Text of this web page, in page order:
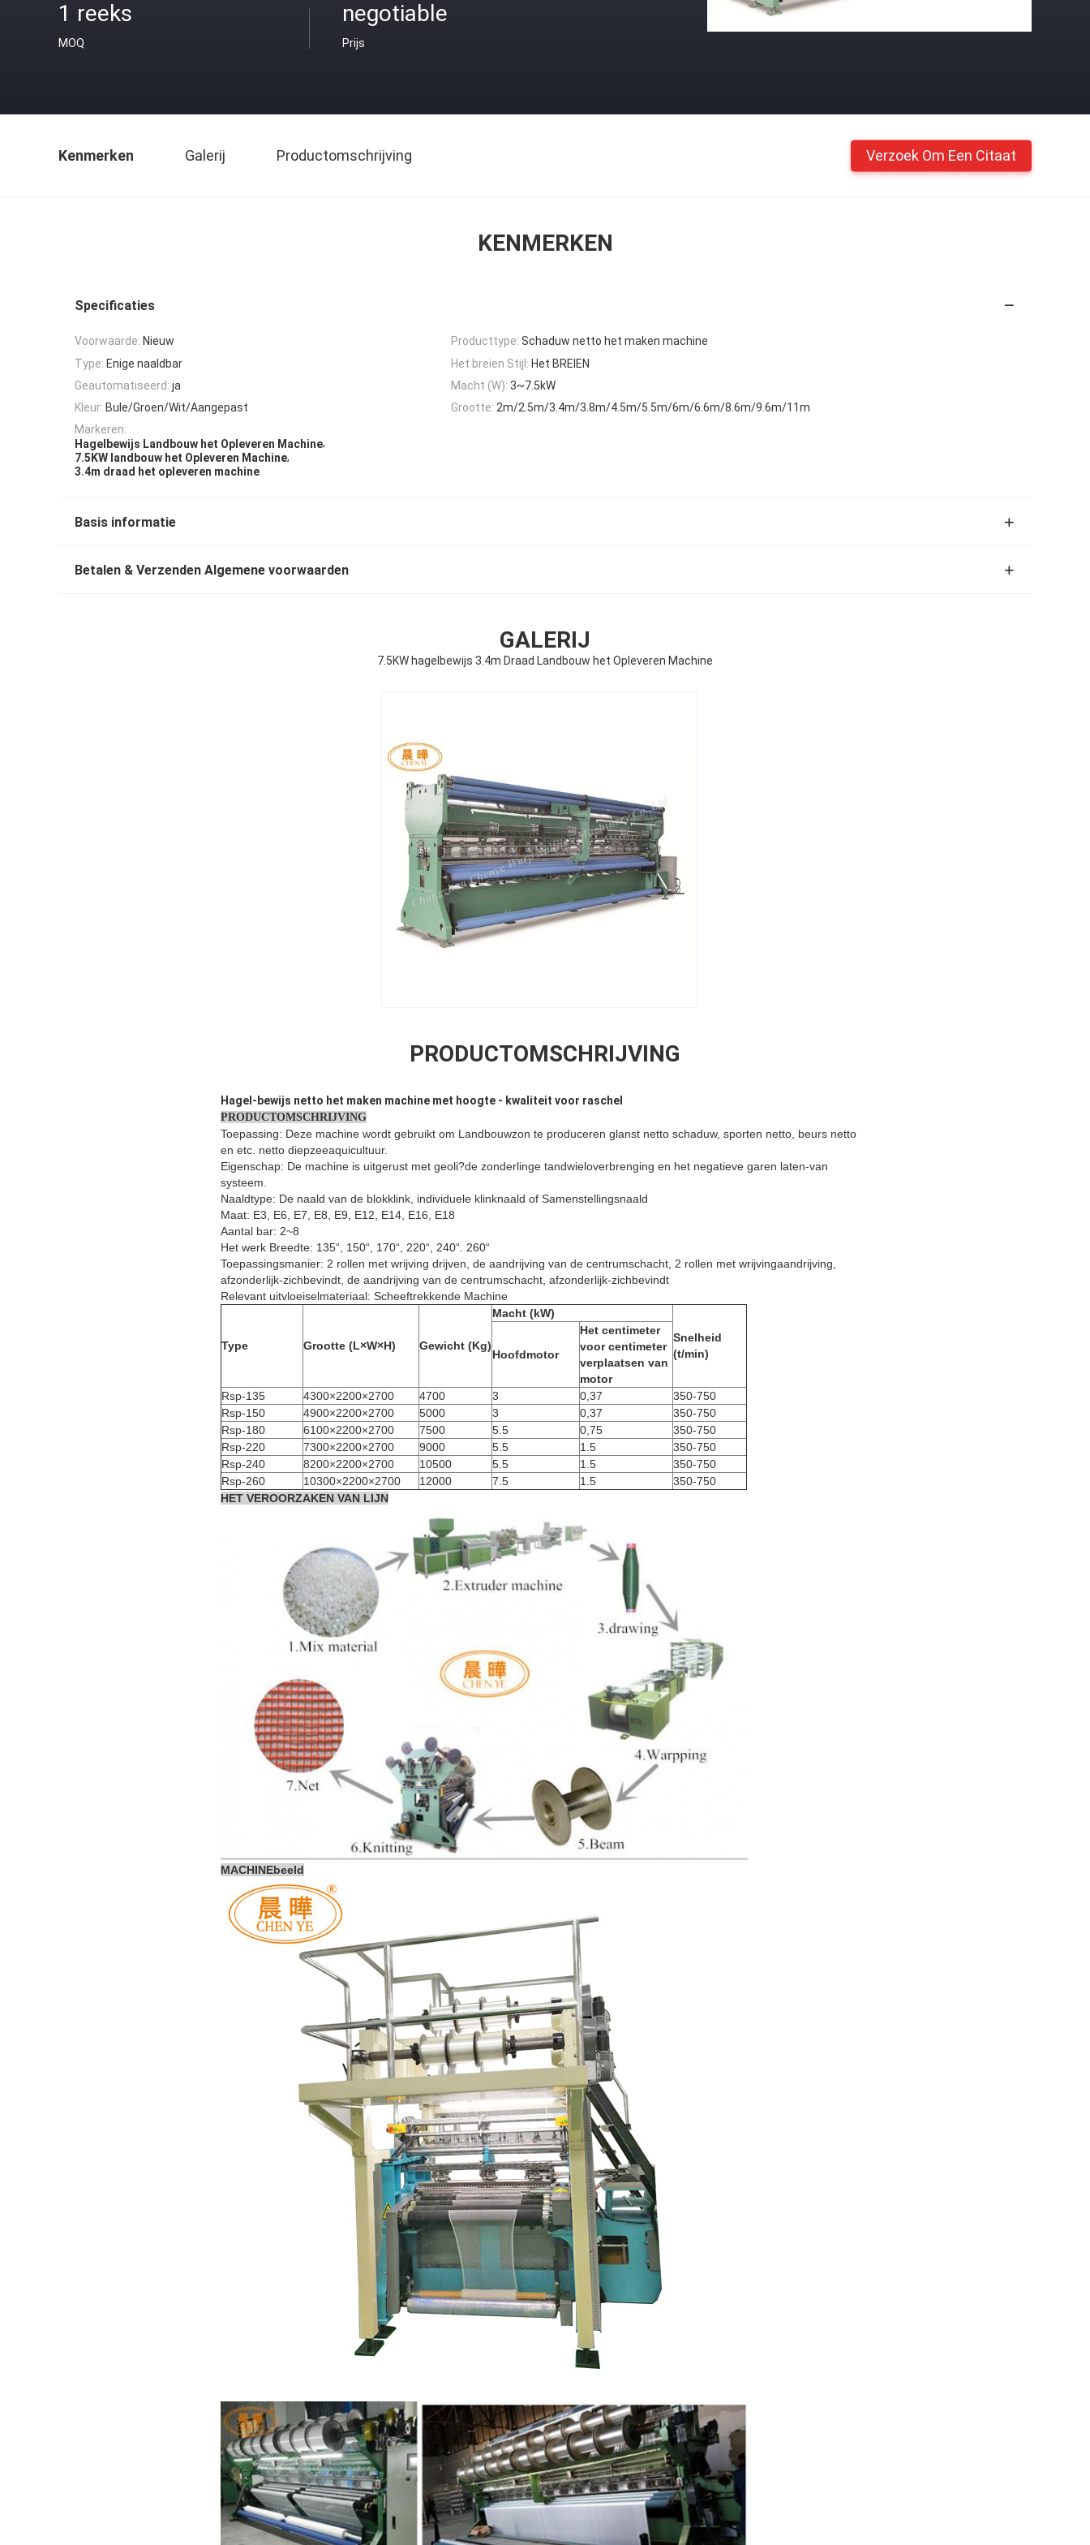
1 reeks
MOQ
negotiable
Prijs
Kenmerken Galerij Productomschrijving Verzoek Om Een Citaat
KENMERKEN
Specificaties
Voorwaarde: Nieuw Producttype: Schaduw netto het maken machine
Type: Enige naaldbar Het breien Stijl: Het BREIEN
Geautomatiseerd: ja Macht (W): 3~7.5kW
Kleur: Bule/Groen/Wit/Aangepast Grootte: 2m/2.5m/3.4m/3.8m/4.5m/5.5m/6m/6.6m/8.6m/9.6m/11m
Markeren:
Hagelbewijs Landbouw het Opleveren Machine,
7.5KW landbouw het Opleveren Machine,
3.4m draad het opleveren machine
Basis informatie
Betalen & Verzenden Algemene voorwaarden
GALERIJ
7.5KW hagelbewijs 3.4m Draad Landbouw het Opleveren Machine
PRODUCTOMSCHRIJVING
Hagel-bewijs netto het maken machine met hoogte - kwaliteit voor raschel
PRODUCTOMSCHRIJVING
Toepassing: Deze machine wordt gebruikt om Landbouwzon te produceren glanst netto schaduw, sporten netto, beurs netto
en etc. netto diepzeeaquicultuur.
Eigenschap: De machine is uitgerust met geoli?de zonderlinge tandwieloverbrenging en het negatieve garen laten-van
systeem.
Naaldtype: De naald van de blokklink, individuele klinknaald of Samenstellingsnaald
Maat: E3, E6, E7, E8, E9, E12, E14, E16, E18
Aantal bar: 2~8
Het werk Breedte: 135“, 150“, 170“, 220“, 240“. 260“
Toepassingsmanier: 2 rollen met wrijving drijven, de aandrijving van de centrumschacht, 2 rollen met wrijvingaandrijving,
afzonderlijk-zichbevindt, de aandrijving van de centrumschacht, afzonderlijk-zichbevindt
Relevant uitvloeiselmateriaal: Scheeftrekkende Machine
Type Grootte (L×W×H) Gewicht (Kg)
Macht (kW)
Snelheid
(t/min)
Hoofdmotor
Het centimeter
voor centimeter
verplaatsen van
motor
Rsp-135
4300×2200×2700 4700 3 0,37
350-750
Rsp-150
4900×2200×2700 5000 3 0,37
350-750
Rsp-180
6100×2200×2700 7500 5.5 0,75
350-750
Rsp-220
7300×2200×2700 9000 5.5 1.5
350-750
Rsp-240
8200×2200×2700 10500 5.5 1.5
350-750
Rsp-260
10300×2200×2700 12000 7.5 1.5
350-750
HET VEROORZAKEN VAN LIJN
MACHINEbeeld